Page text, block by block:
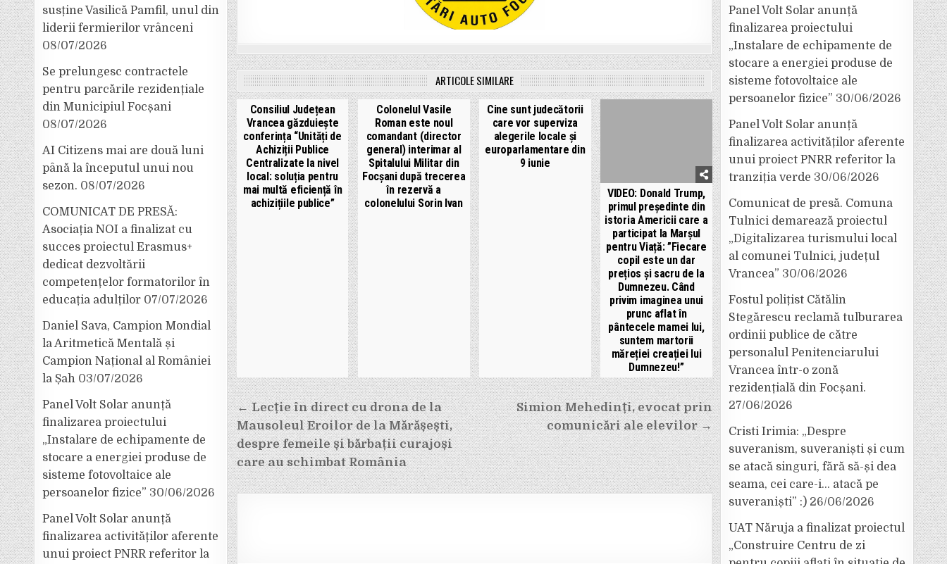
ARTICOLE SIMILARE
Consiliul Județean
Vrancea găzduiește
conferința “Unități de
Achiziții Publice
Centralizate la nivel
local: soluția pentru
mai multă eficiență în
achizițiile publice”
Colonelul Vasile
Roman este noul
comandant (director
general) interimar al
Spitalului Militar din
Focșani după trecerea
în rezervă a
colonelului Sorin Ivan
Cine sunt judecătorii
care vor superviza
alegerile locale și
europarlamentare din
9 iunie
VIDEO: Donald Trump,
primul președinte din
istoria Americii care a
participat la Marșul
pentru Viață: ”Fiecare
copil este un dar
prețios și sacru de la
Dumnezeu. Când
privim imaginea unui
prunc aflat în
pântecele mamei lui,
suntem martorii
măreției creației lui
Dumnezeu!”
Navigare
în
articole
Simion Mehedinți, evocat prin
comunicări ale elevilor →
← Lecție în direct cu drona de la
Mausoleul Eroilor de la Mărășești,
despre femeile și bărbații curajoși
care au schimbat România
susține Vasilică Pamfil, unul din
liderii fermierilor vrânceni
08/07/2026
Se prelungesc contractele
pentru parcările rezidențiale
din Municipiul Focșani
08/07/2026
AI Citizens mai are două luni
până la începutul unui nou
sezon. 08/07/2026
COMUNICAT DE PRESĂ:
Asociația NOI a finalizat cu
succes proiectul Erasmus+
dedicat dezvoltării
competențelor formatorilor în
educația adulților 07/07/2026
Daniel Sava, Campion Mondial
la Aritmetică Mentală și
Campion Național al României
la Șah 03/07/2026
Panel Volt Solar anunță
finalizarea proiectului
„Instalare de echipamente de
stocare a energiei produse de
sisteme fotovoltaice ale
persoanelor fizice” 30/06/2026
Panel Volt Solar anunță
finalizarea activităților aferente
unui proiect PNRR referitor la
Panel Volt Solar anunță
finalizarea proiectului
„Instalare de echipamente de
stocare a energiei produse de
sisteme fotovoltaice ale
persoanelor fizice” 30/06/2026
Panel Volt Solar anunță
finalizarea activităților aferente
unui proiect PNRR referitor la
tranziția verde 30/06/2026
Comunicat de presă. Comuna
Tulnici demarează proiectul
„Digitalizarea turismului local
al comunei Tulnici, județul
Vrancea” 30/06/2026
Fostul polițist Cătălin
Stegărescu reclamă tulburarea
ordinii publice de către
personalul Penitenciarului
Vrancea într-o zonă
rezidențială din Focșani.
27/06/2026
Cristi Irimia: „Despre
suveranism, suveraniști și cum
se atacă singuri, fără să-și dea
seama, cei care-i… atacă pe
suveraniști” :) 26/06/2026
UAT Năruja a finalizat proiectul
„Construire Centru de zi